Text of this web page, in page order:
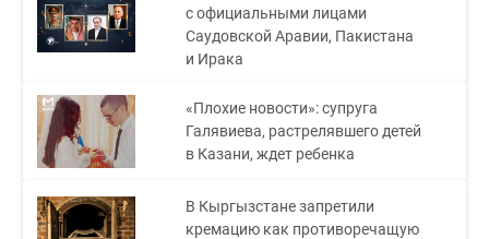
с официальными лицами
Саудовской Аравии, Пакистана
и Ирака
«Плохие новости»: супруга
Галявиева, растрелявшего детей
в Казани, ждет ребенка
В Кыргызстане запретили
кремацию как противоречащую